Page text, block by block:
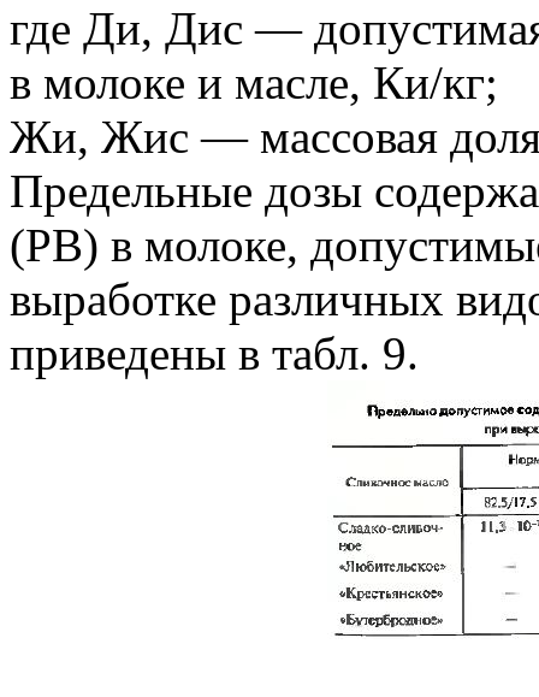
гдe Ди, Дис —
в молоке и масле, Ки/кг;
Жи, Жис — массовая
Предельные дозы
(PB) в молоке,
выработке различных
приведены в табл. 9.